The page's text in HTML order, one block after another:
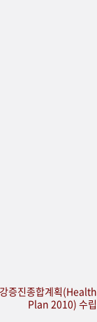
증진종합계획(Health
Plan 2010) 수립